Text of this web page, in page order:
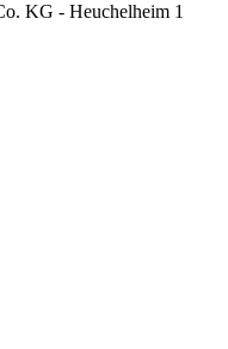
KG - Heuchelheim 1